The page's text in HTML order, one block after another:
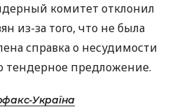
комитет отклонил
из-за того, что не была
справка о несудимости
тендерное предложение.
Україна